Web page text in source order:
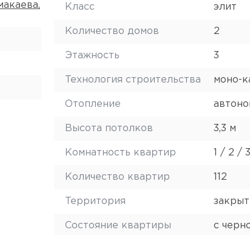
Класс элит
Количество домов 2
Этажность 3
Технология строительства моно-
Отопление
Высота потолков 3,3 м
Комнатность квартир 1 / 2 /
Количество квартир 112
Территория
Состояние квартиры с